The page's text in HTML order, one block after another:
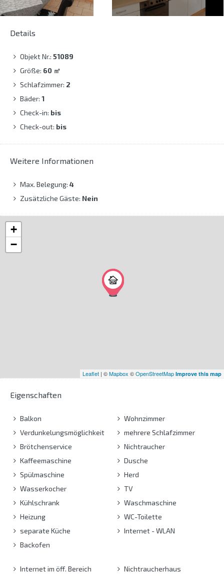
Details
Objekt Nr.: 51089
Größe: 60 ㎡
Schlafzimmer: 2
Bäder: 1
Check-in: bis
Check-out: bis
Weitere Informationen
Max. Belegung: 4
Zusätzliche Gäste: Nein
+
−
Leaflet | ©Mapbox ©OpenStreetMap Improve this map
Eigenschaften
Balkon
Verdunkelungsmöglichkeit
Brötchenservice
Kaffeemaschine
Spülmaschine
Wasserkocher
Kühlschrank
Heizung
separate Küche
Backofen
Wohnzimmer
mehrere Schlafzimmer
Nichtraucher
Dusche
Herd
TV
Waschmaschine
WC-Toilette
Internet - WLAN
Internet im öff. Bereich Nichtraucherhaus